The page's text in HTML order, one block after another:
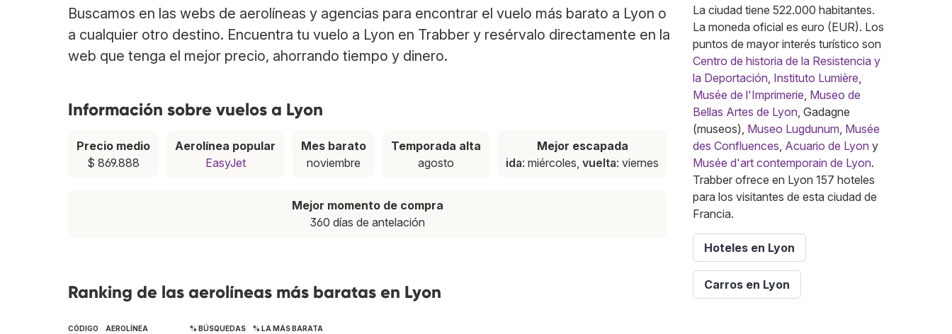
Buscamos en las webs de aerolíneas y agencias para encontrar el vuelo más barato a Lyon o
a cualquier otro destino. Encuentra tu vuelo a Lyon en Trabber y resérvalo directamente en la
web que tenga el mejor precio, ahorrando tiempo y dinero.
Información sobre vuelos a Lyon
Precio medio
$ 869.888
Aerolínea popular
EasyJet
Mes barato
noviembre
Temporada alta
agosto
Mejor escapada
ida: miércoles,vuelta: viernes
Mejor momento de compra
360 días de antelación
Ranking de las aerolíneas más baratas en Lyon
CÓDIGO AEROLÍNEA % BÚSQUEDAS % LA MÁS BARATA
La ciudad tiene 522.000 habitantes.
La moneda oficial es euro (EUR). Los
puntos de mayor interés turístico son
Centro de historia de la Resistencia y
la Deportación, Instituto Lumière,
Musée de l'Imprimerie, Museo de
Bellas Artes de Lyon, Gadagne
(museos), Museo Lugdunum, Musée
des Confluences, Acuario de Lyon y
Musée d'art contemporain de Lyon.
Trabber ofrece en Lyon 157 hoteles
para los visitantes de esta ciudad de
Francia.
Hoteles en Lyon
Carros en Lyon